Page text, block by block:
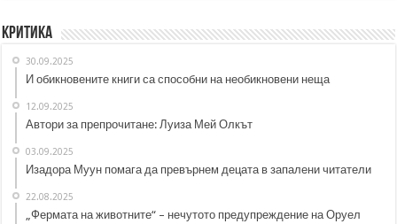
Критика
30.09.2025
И обикновените книги са способни на необикновени неща
12.09.2025
Автори за препрочитане: Луиза Мей Олкът
03.09.2025
Изадора Муун помага да превърнем децата в запалени читатели
22.08.2025
„Фермата на животните“ – нечутото предупреждение на Оруел